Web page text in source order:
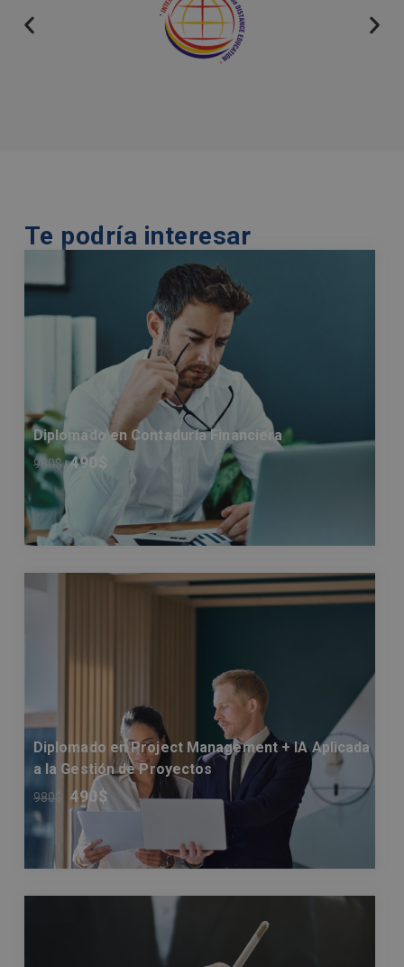
i
v
Te podría interesar
Diplomado en Contaduría Financiera
980$ 490 $
Diplomado en Project Management + IA Aplicada
a la Gestión de Proyectos
980$ 490$